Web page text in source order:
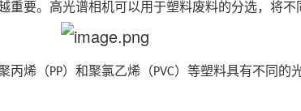
要。高光谱相机可以用于塑料废料的分选，将不
丙烯（PP）和聚氯乙烯（PVC）等塑料具有不同的